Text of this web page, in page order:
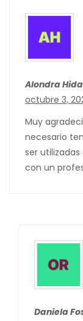
Alondra
octubre 3,
Muy
necesario
ser
con un
Daniela